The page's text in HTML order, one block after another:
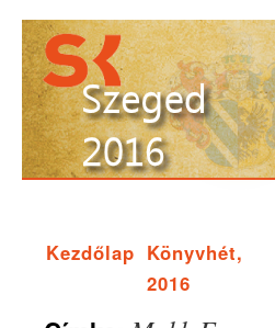
Kezdőlap Könyvhét,
2016